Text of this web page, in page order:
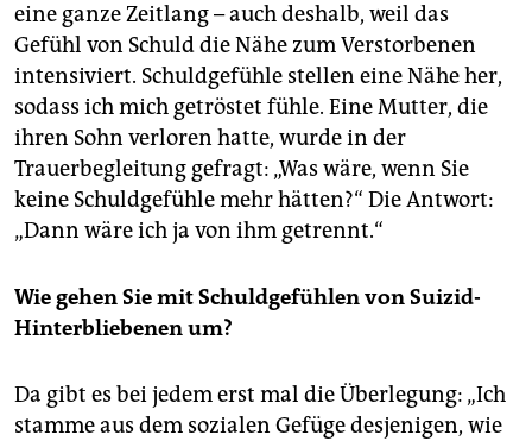
eine ganze Zeitlang – auch deshalb, weil das
Gefühl von Schuld die Nähe zum Verstorbenen
intensiviert. Schuldgefühle stellen eine Nähe her,
sodass ich mich getröstet fühle. Eine Mutter, die
ihren Sohn verloren hatte, wurde in der
Trauerbegleitung gefragt: „Was wäre, wenn Sie
keine Schuldgefühle mehr hätten?“ Die Antwort:
„Dann wäre ich ja von ihm getrennt.“
Wie gehen Sie mit Schuldgefühlen von Suizid-
Hinterbliebenen um?
Da gibt es bei jedem erst mal die Überlegung: „Ich
stamme aus dem sozialen Gefüge desjenigen, wie